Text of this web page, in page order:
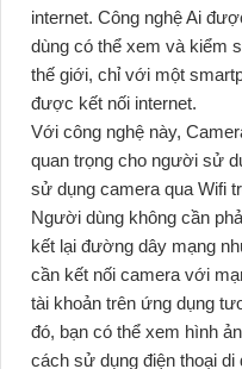
internet. Công nghệ Ai
dùng có thể xem và kiểm
thế giới, chỉ với một
được kết nối internet.
Với công nghệ này,
quan trọng cho người sử
sử dụng camera qua Wifi
Người dùng không cần
kết lại đường dây mạng
cần kết nối camera với
tài khoản trên ứng dụng
đó, bạn có thể xem hình
cách sử dụng điện thoại